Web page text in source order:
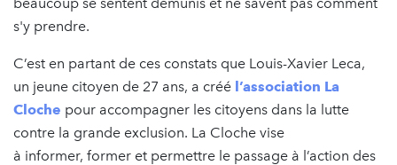
s'y prendre.
C’est en partant de ces constats que Louis-Xavier Leca,
un jeune citoyen de 27 ans, a créé l’association La
Cloche pour accompagner les citoyens dans la lutte
contre la grande exclusion. La Cloche vise
à informer, former et permettre le passage à l’action des